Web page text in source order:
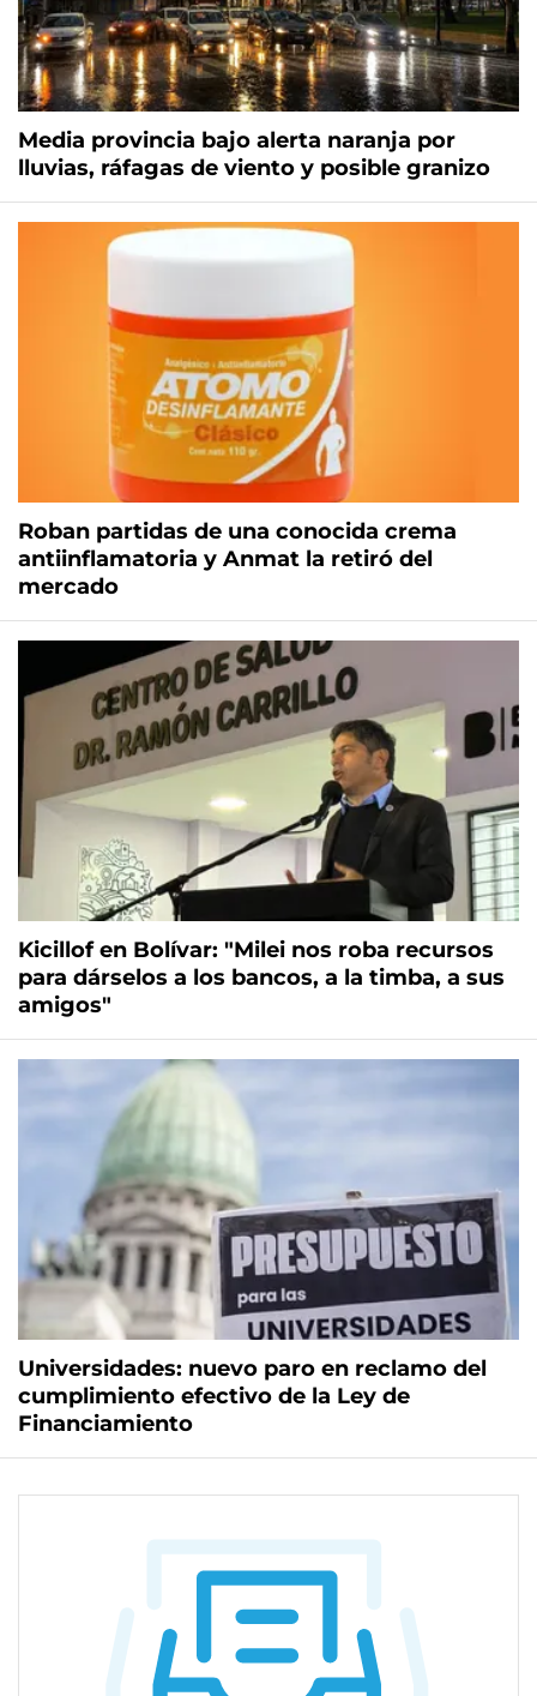
Media provincia bajo alerta naranja por
lluvias, ráfagas de viento y posible granizo
Roban partidas de una conocida crema
antiinflamatoria y Anmat la retiró del
mercado
Kicillof en Bolívar: "Milei nos roba recursos
para dárselos a los bancos, a la timba, a sus
amigos"
Universidades: nuevo paro en reclamo del
cumplimiento efectivo de la Ley de
Financiamiento